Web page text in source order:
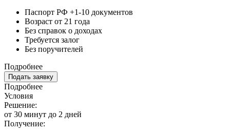
Паспорт РФ +1-10 документов
Возраст от 21 года
Без справок о доходах
Требуется залог
Без поручителей
Подробнее
Подать заявку
Подробнее
Условия
Решение:
от 30 минут до 2 дней
Получение: